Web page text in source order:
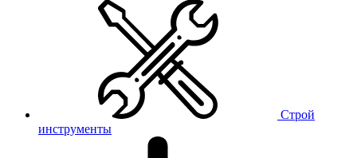
Строй
инструменты